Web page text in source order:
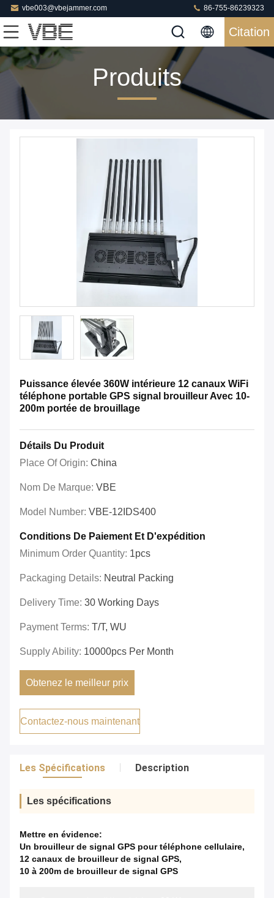
vbe003@vbejammer.com 86-755-86239323
Citation
Produits
Puissance élevée 360W intérieure 12 canaux WiFi
téléphone portable GPS signal brouilleur Avec 10-
200m portée de brouillage
Détails Du Produit
Place Of Origin: China
Nom De Marque: VBE
Model Number: VBE-12IDS400
Conditions De Paiement Et D'expédition
Minimum Order Quantity: 1pcs
Packaging Details: Neutral Packing
Delivery Time: 30 Working Days
Payment Terms: T/T, WU
Supply Ability: 10000pcs Per Month
Obtenez le meilleur prix
Contactez-nous maintenant
Les Spécifications Description
Les spécifications
Mettre en évidence:
Un brouilleur de signal GPS pour téléphone cellulaire,
12 canaux de brouilleur de signal GPS,
10 à 200m de brouilleur de signal GPS